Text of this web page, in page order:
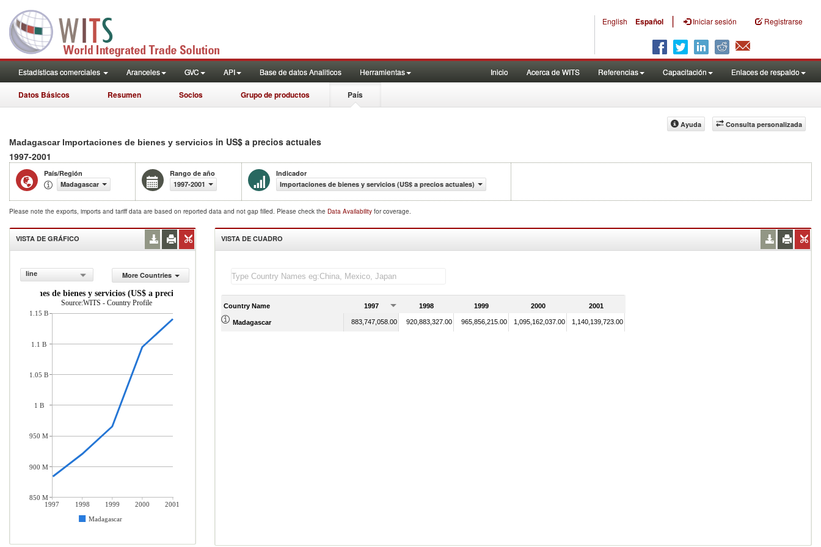
English Español | Iniciar sesión Registrarse
Estadísticas comerciales Aranceles GVC API Base de datos Analiticos Herramientas Inicio Acerca de WITS Referencias Capacitación Enlaces de respaldo
Datos Básicos Resumen Socios Grupo de productos País
Consulta personalizada
Ayuda
Madagascar Importaciones de bienes y servicios in US$ a precios actuales
1997-2001
País/Región
Madagascar
Rango de año
1997-2001
Indicador
Importaciones de bienes y servicios (US$ a precios actuales)
Please note the exports, imports and tariff data are based on reported data and not gap filled. Please check the Data Availability for coverage.
VISTA DE GRÁFICO
line
More Countries
de bienes y servicios (US$ a precios actuales)
Source:WITS - Country Profile
1997 1998 1999 2000
2001
Madagascar
1.15 B
1.1 B
1.05 B
1 B
950 M
900 M
850 M
VISTA DE CUADRO
Country Name 1997 1998 1999 2000 2001
Madagascar 883,747,058.00 920,883,327.00 965,856,215.00 1,095,162,037.00 1,140,139,723.00